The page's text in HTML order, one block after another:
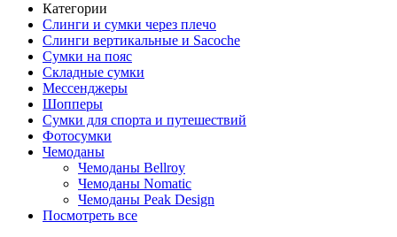
Категории
Слинги и сумки через плечо
Слинги вертикальные и Sacoche
Сумки на пояс
Складные сумки
Мессенджеры
Шопперы
Сумки для спорта и путешествий
Фотосумки
Чемоданы
Чемоданы Bellroy
Чемоданы Nomatic
Чемоданы Peak Design
Посмотреть все